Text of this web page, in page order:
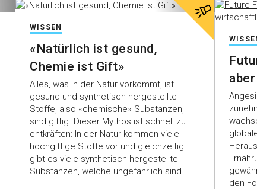
WISSEN
«Natürlich ist gesund,
Chemie ist Gift»
Alles, was in der Natur vorkommt, ist
gesund und synthetisch hergestellte
Stoffe, also «chemische» Substanzen,
sind giftig. Dieser Mythos ist schnell zu
entkräften: In der Natur kommen viele
hochgiftige Stoffe vor und gleichzeitig
gibt es viele synthetisch hergestellte
Substanzen, welche ungefährlich sind.
den